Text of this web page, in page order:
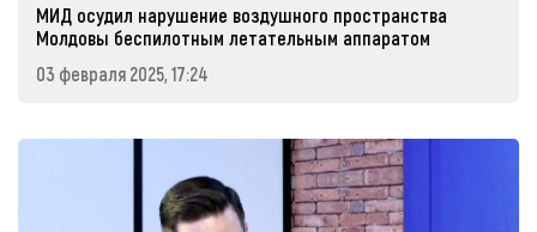
МИД осудил нарушение воздушного пространства
Молдовы беспилотным летательным аппаратом
03 февраля 2025, 17:24